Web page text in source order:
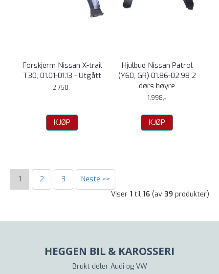
Forskjerm Nissan X-trail
T30, 01.01-01.13 - Utgått
2.750,-
KJØP
Hjulbue Nissan Patrol
(Y60, GR) 01.86-02.98 2
dørs høyre
1.998,-
KJØP
1 2 3
Neste >>
Viser 1 til 16 (av 39 produkter)
HEGGEN BIL & KAROSSERI
Brukt deler Audi og VW